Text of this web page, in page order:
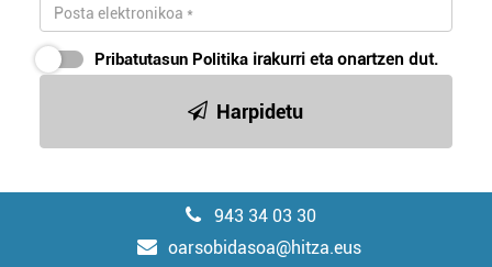
Pribatutasun Politika irakurri eta onartzen dut.
Harpidetu
943 34 03 30
oarsobidasoa@hitza.eus